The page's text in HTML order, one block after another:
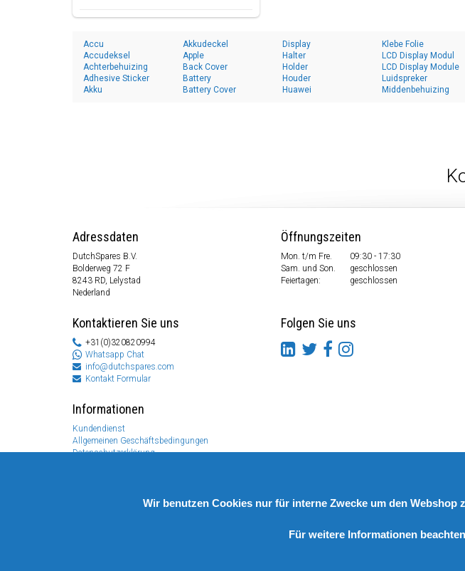
Accu
Accudeksel
Achterbehuizing
Adhesive Sticker
Akku
Akkudeckel
Apple
Back Cover
Battery
Battery Cover
Display
Halter
Holder
Houder
Huawei
Klebe Folie
LCD Display Modul
LCD Display Module
Luidspreker
Middenbehuizing
Adressdaten
DutchSpares B.V.
Bolderweg 72 F
8243 RD, Lelystad
Nederland
Kontaktieren Sie uns
+31(0)320820994
Whatsapp Chat
info@dutchspares.com
Kontakt Formular
Informationen
Kundendienst
Allgemeinen Geschäftsbedingungen
Datenschutzerklärung
Öffnungszeiten
Mon. t/m Fre.
09:30 - 17:30
Sam. und Son.
geschlossen
Feiertagen:
geschlossen
Folgen Sie uns
© Copyright 2026
Wir benutzen Cookies nur für interne Zwecke um den Webshop
Für weitere Informationen